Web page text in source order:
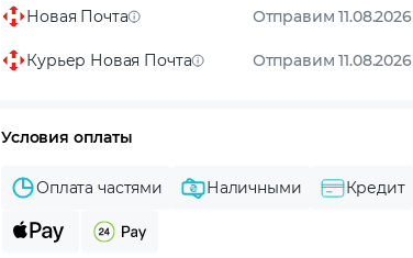
Новая Почта
Отправим 11.08.2026
Курьер Новая Почта
Отправим 11.08.2026
Условия оплаты
Оплата частями Наличными Кредит